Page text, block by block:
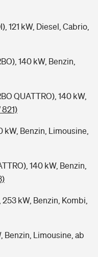
121 kW, Diesel, Cabrio,
140 kW, Benzin,
QUATTRO), 140 kW,
kW, Benzin, Limousine,
140 kW, Benzin,
kW, Benzin, Kombi,
Benzin, Limousine, ab